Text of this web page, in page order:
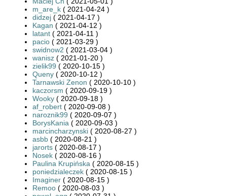
m_are_k ( 2021-04-24 )
didzej ( 2021-04-17 )
Kagan ( 2021-04-12 )
latant ( 2021-04-11 )
pacio ( 2021-03-29 )
swidnow2 ( 2021-03-04 )
wanisz ( 2021-01-20 )
zielik99 ( 2020-10-15 )
Queny ( 2020-10-12 )
Tarnawski Zenon ( 2020-10-10 )
kaczorsm ( 2020-09-19 )
Wooky ( 2020-09-18 )
af_robert ( 2020-09-08 )
naroznik99 ( 2020-09-07 )
BorysKania ( 2020-09-03 )
marcincharzynski ( 2020-08-27 )
asbb ( 2020-08-21 )
jarorts ( 2020-08-17 )
Nosek ( 2020-08-16 )
Paulina Krupińska ( 2020-08-15 )
poniedzialeczek ( 2020-08-15 )
Imaginer ( 2020-08-15 )
Remoo ( 2020-08-03 )